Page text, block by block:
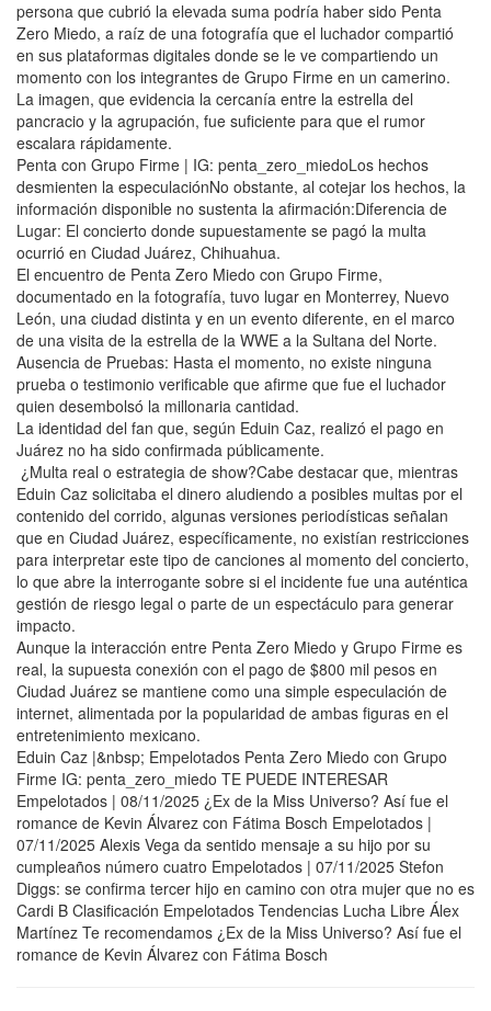
persona que cubrió la elevada suma podría haber sido Penta
Zero Miedo, a raíz de una fotografía que el luchador compartió
en sus plataformas digitales donde se le ve compartiendo un
momento con los integrantes de Grupo Firme en un camerino.
La imagen, que evidencia la cercanía entre la estrella del
pancracio y la agrupación, fue suficiente para que el rumor
escalara rápidamente.
Penta con Grupo Firme | IG: penta_zero_miedoLos hechos
desmienten la especulaciónNo obstante, al cotejar los hechos, la
información disponible no sustenta la afirmación:Diferencia de
Lugar: El concierto donde supuestamente se pagó la multa
ocurrió en Ciudad Juárez, Chihuahua.
El encuentro de Penta Zero Miedo con Grupo Firme,
documentado en la fotografía, tuvo lugar en Monterrey, Nuevo
León, una ciudad distinta y en un evento diferente, en el marco
de una visita de la estrella de la WWE a la Sultana del Norte.
Ausencia de Pruebas: Hasta el momento, no existe ninguna
prueba o testimonio verificable que afirme que fue el luchador
quien desembolsó la millonaria cantidad.
La identidad del fan que, según Eduin Caz, realizó el pago en
Juárez no ha sido confirmada públicamente.
¿Multa real o estrategia de show?Cabe destacar que, mientras
Eduin Caz solicitaba el dinero aludiendo a posibles multas por el
contenido del corrido, algunas versiones periodísticas señalan
que en Ciudad Juárez, específicamente, no existían restricciones
para interpretar este tipo de canciones al momento del concierto,
lo que abre la interrogante sobre si el incidente fue una auténtica
gestión de riesgo legal o parte de un espectáculo para generar
impacto.
Aunque la interacción entre Penta Zero Miedo y Grupo Firme es
real, la supuesta conexión con el pago de $800 mil pesos en
Ciudad Juárez se mantiene como una simple especulación de
internet, alimentada por la popularidad de ambas figuras en el
entretenimiento mexicano.
Eduin Caz |&nbsp; Empelotados Penta Zero Miedo con Grupo
Firme IG: penta_zero_miedo TE PUEDE INTERESAR
Empelotados | 08/11/2025 ¿Ex de la Miss Universo? Así fue el
romance de Kevin Álvarez con Fátima Bosch Empelotados |
07/11/2025 Alexis Vega da sentido mensaje a su hijo por su
cumpleaños número cuatro Empelotados | 07/11/2025 Stefon
Diggs: se confirma tercer hijo en camino con otra mujer que no es
Cardi B Clasificación Empelotados Tendencias Lucha Libre Álex
Martínez Te recomendamos ¿Ex de la Miss Universo? Así fue el
romance de Kevin Álvarez con Fátima Bosch